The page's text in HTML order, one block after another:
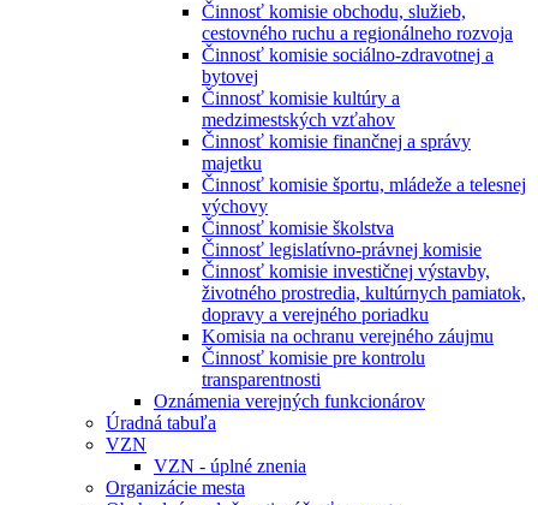
Činnosť komisie obchodu, služieb,
cestovného ruchu a regionálneho rozvoja
Činnosť komisie sociálno-zdravotnej a
bytovej
Činnosť komisie kultúry a
medzimestských vzťahov
Činnosť komisie finančnej a správy
majetku
Činnosť komisie športu, mládeže a telesnej
výchovy
Činnosť komisie školstva
Činnosť legislatívno-právnej komisie
Činnosť komisie investičnej výstavby,
životného prostredia, kultúrnych pamiatok,
dopravy a verejného poriadku
Komisia na ochranu verejného záujmu
Činnosť komisie pre kontrolu
transparentnosti
Oznámenia verejných funkcionárov
Úradná tabuľa
VZN
VZN - úplné znenia
Organizácie mesta